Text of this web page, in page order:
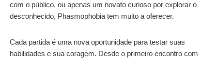
com o público, ou apenas um novato curioso por explorar o
desconhecido, Phasmophobia tem muito a oferecer.
Cada partida é uma nova oportunidade para testar suas
habilidades e sua coragem. Desde o primeiro encontro com